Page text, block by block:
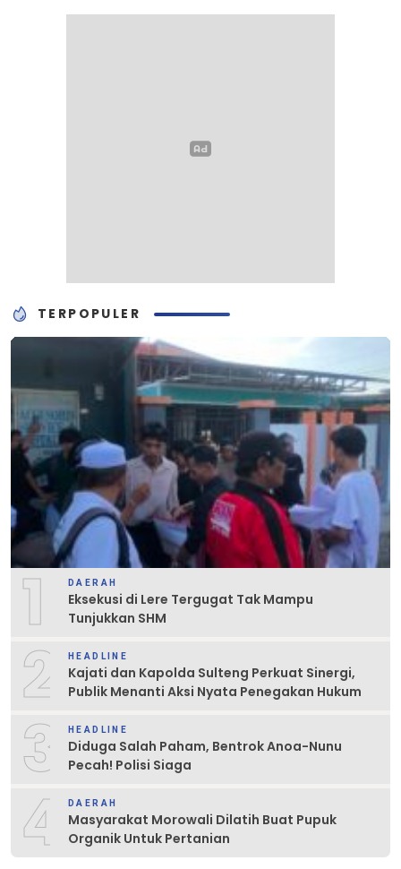
TERPOPULER
1 DAERAH
Eksekusi di Lere Tergugat Tak Mampu
Tunjukkan SHM
2 HEADLINE
Kajati dan Kapolda Sulteng Perkuat Sinergi,
Publik Menanti Aksi Nyata Penegakan Hukum
3 HEADLINE
Diduga Salah Paham, Bentrok Anoa-Nunu
Pecah! Polisi Siaga
4 DAERAH
Masyarakat Morowali Dilatih Buat Pupuk
Organik Untuk Pertanian